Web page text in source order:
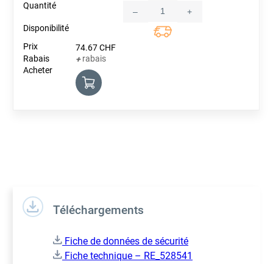
Quantity
– +
74.67CHF
+rabais
Téléchargements
Fiche de données de sécurité
Fiche technique – RE_528541